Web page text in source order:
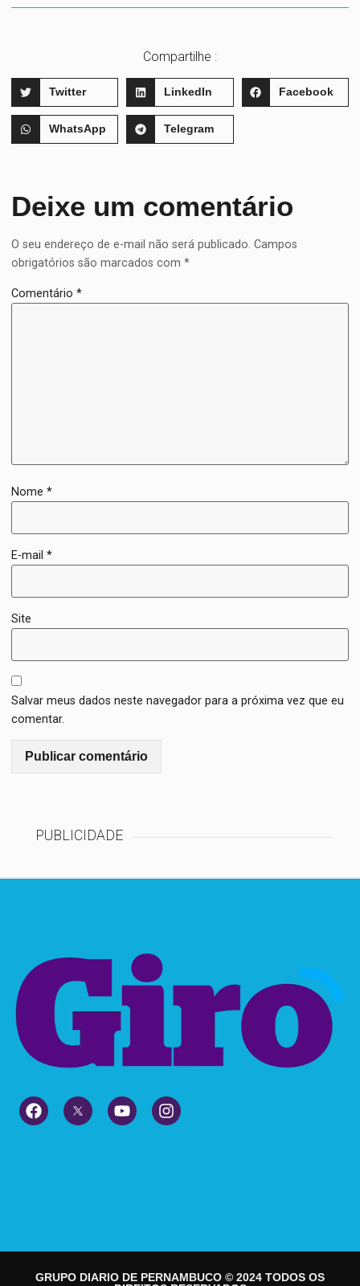
Compartilhe :
Twitter LinkedIn Facebook
WhatsApp Telegram
Deixe um comentário
O seu endereço de e-mail não será publicado. Campos
obrigatórios são marcados com*
Comentário*
Nome*
E-mail*
Site
Salvar meus dados neste navegador para a próxima vez que eu
comentar.
PUBLICIDADE
GRUPO DIARIO DE PERNAMBUCO © 2024 TODOS OS